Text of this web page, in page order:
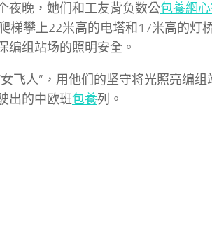
夜晚，她们和工友背负数公包養網
梯攀上22米高的电塔和17米高的灯
编组站场的照明安全。
飞人”，用他们的坚守将光照亮编组
出的中欧班包養列。